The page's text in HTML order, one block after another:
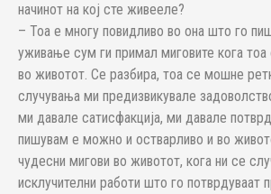
начинот на кој сте живееле?
– Тоа е многу повидливо во она што го
уживање сум ги примал миговите кога тоа
во животот. Се разбира, тоа се мошне
случувања ми предизвикувале
ми давале сатисфакција, ми давале
пишувам е можно и остварливо и во
чудесни мигови во животот, кога ни се
исклучителни работи што го потврдуваат